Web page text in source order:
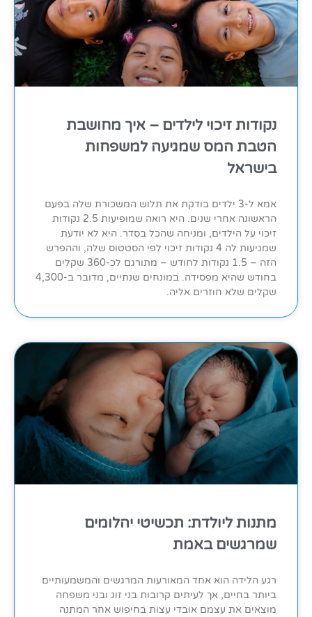
נקודות זיכוי לילדים – איך מחושבת
הטבת המס שמגיעה למשפחות
בישראל
אמא ל-3 ילדים בודקת את תלוש המשכורת שלה בפעם
הראשונה אחרי שנים. היא רואה שמופיעות 2.5 נקודות
זיכוי על הילדים, ומניחה שהכל בסדר. היא לא יודעת
שמגיעות לה 4 נקודות זיכוי לפי הסטטוס שלה, וההפרש
הזה – 1.5 נקודות לחודש – מתורגם לכ-360 שקלים
בחודש שהיא מפסידה. במונחים שנתיים, מדובר ב-4,300
שקלים שלא חוזרים אליה.
מתנות ליולדת: תכשיטי יהלומים
שמרגשים באמת
רגע הלידה הוא אחד המאורעות המרגשים והמשמעותיים
ביותר בחיים, אך לעיתים קרובות בני זוג ובני משפחה
מוצאים את עצמם אובדי עצות בחיפוש אחר המתנה